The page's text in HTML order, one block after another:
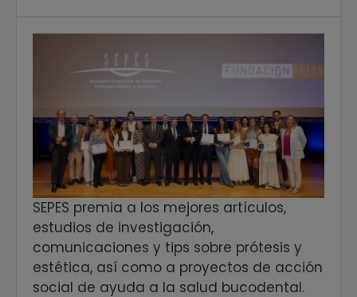
SEPES premia a los mejores artículos,
estudios de investigación,
comunicaciones y tips sobre prótesis y
estética, así como a proyectos de acción
social de ayuda a la salud bucodental.